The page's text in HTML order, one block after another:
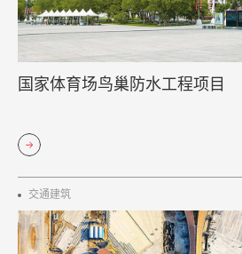
国家体育场鸟巢防水工程项目
交通建筑